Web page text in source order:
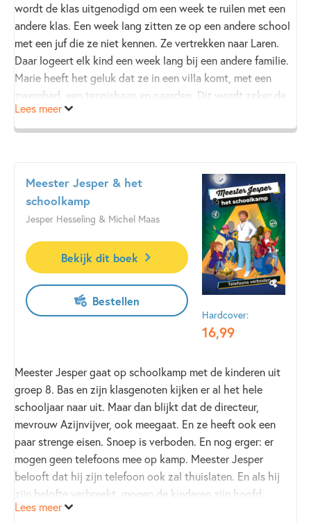
wordt de klas uitgenodigd om een week te ruilen met een
andere klas. Een week lang zitten ze op een andere school
met een juf die ze niet kennen. Ze vertrekken naar Laren.
Daar logeert elk kind een week lang bij een andere familie.
Marie heeft het geluk dat ze in een villa komt, met een
zwembad, een tennisbaan en paarden. Dit wordt zeker de
beste week uit haar hele leven. Denkt ze …
Heerlijk boek in de bekende serieBeste school, lees ookDe
Lees meer
Hardcover:
16,99
Meester Jesper & het
schoolkamp
Jesper Hesseling & Michel Maas
Bekijk dit boek
Bestellen
Meester Jesper gaat op schoolkamp met de kinderen uit
groep 8. Bas en zijn klasgenoten kijken er al het hele
schooljaar naar uit. Maar dan blijkt dat de directeur,
mevrouw Azijnvijver, ook meegaat. En ze heeft ook een
paar strenge eisen. Snoep is verboden. En nog erger: er
mogen geen telefoons mee op kamp. Meester Jesper
belooft dat hij zijn telefoon ook zal thuislaten. En als hij
zijn belofte verbreekt, mogen de kinderen zijn hoofd
kaalscheren. Maakt meester Jesper een grapje, of toch
Lees meer